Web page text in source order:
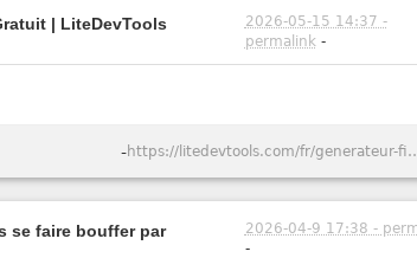
| LiteDevTools
2026-05-15 14:37 -
permalink -
- https://
se faire bouffer par
2026-04-9 17:38 -
-